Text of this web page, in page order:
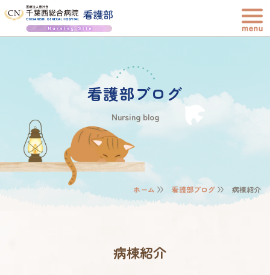
看護部ブログ
Nursing blog
ホーム 看護部ブログ 病棟紹介
病棟紹介